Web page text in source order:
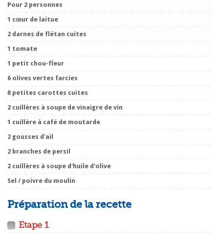
Pour 2 personnes
1 cœur de laitue
2 darnes de flétan cuites
1 tomate
1 petit chou-fleur
6 olives vertes farcies
8 petites carottes cuites
2 cuillères à soupe de vinaigre de vin
1 cuillère à café de moutarde
2 gousses d'ail
2 branches de persil
2 cuillères à soupe d'huile d'olive
Sel / poivre du moulin
Préparation de la recette
Etape 1